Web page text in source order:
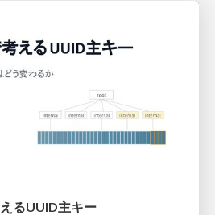
るUUID主キー